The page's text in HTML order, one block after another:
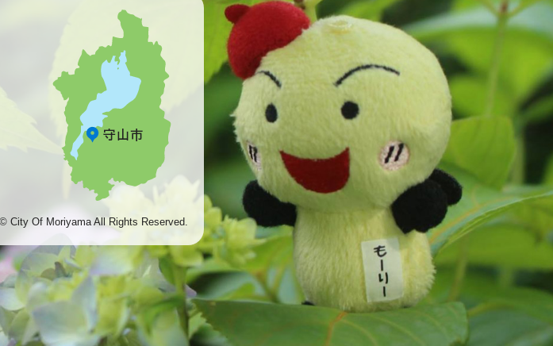
City Of Moriyama All Rights Reserved.